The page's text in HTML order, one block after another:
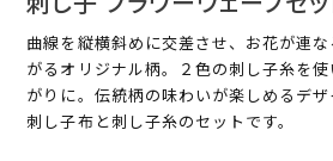
曲線を縦横斜めに交差させ、お花が連
がるオリジナル柄。２色の刺し子糸を
がりに。伝統柄の味わいが楽しめるデザ
刺し子布と刺し子糸のセットです。